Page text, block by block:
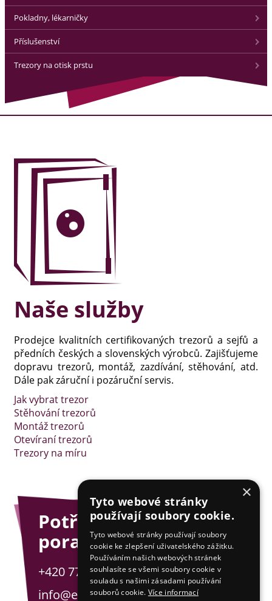
Pokladny, lékarničky
Příslušenství
Trezory na otisk prstu
Naše služby
Prodejce kvalitních certifikovaných trezorů a sejfů a
předních českých a slovenských výrobců. Zajišťujeme
dopravu trezorů, montáž, zazdívání, stěhování, atd.
Dále pak záruční i pozáruční servis.
Jak vybrat trezor
Stěhování trezorů
Montáž trezorů
Otevíraní trezorů
Trezory na míru
Potřebujete
poradit?
+420 775 201 001
info@esejfy.net
×
Tyto webové stránky
používají soubory cookie.
Tyto webové stránky používají soubory
cookie ke zlepšení uživatelského zážitku.
Používáním našich webových stránek
souhlasíte se všemi soubory cookie v
souladu s našimi zásadami používání
souborů cookie. Více informací